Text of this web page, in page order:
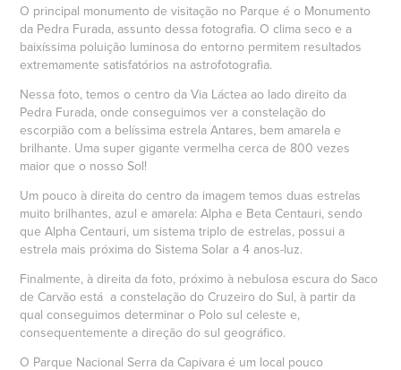
O principal monumento de visitação no Parque é o Monumento
da Pedra Furada, assunto dessa fotografia. O clima seco e a
baixíssima poluição luminosa do entorno permitem resultados
extremamente satisfatórios na astrofotografia.
Nessa foto, temos o centro da Via Láctea ao lado direito da
Pedra Furada, onde conseguimos ver a constelação do
escorpião com a belíssima estrela Antares, bem amarela e
brilhante. Uma super gigante vermelha cerca de 800 vezes
maior que o nosso Sol!
Um pouco à direita do centro da imagem temos duas estrelas
muito brilhantes, azul e amarela: Alpha e Beta Centauri, sendo
que Alpha Centauri, um sistema triplo de estrelas, possui a
estrela mais próxima do Sistema Solar a 4 anos-luz.
Finalmente, à direita da foto, próximo à nebulosa escura do Saco
de Carvão está a constelação do Cruzeiro do Sul, à partir da
qual conseguimos determinar o Polo sul celeste e,
consequentemente a direção do sul geográfico.
O Parque Nacional Serra da Capivara é um local pouco